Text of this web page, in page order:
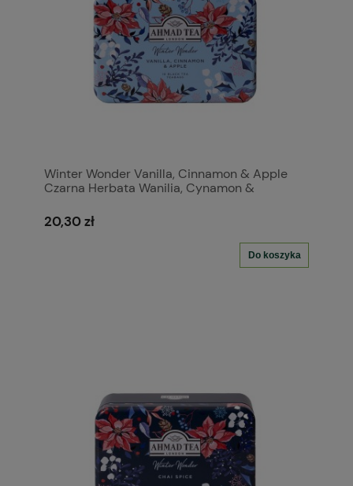
Winter Wonder Vanilla, Cinnamon & Apple
Czarna Herbata Wanilia, Cynamon &
20,30 zł
Do koszyka